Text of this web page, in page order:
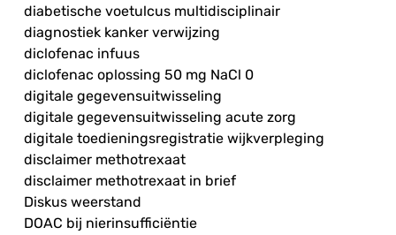
diabetische voetulcus multidisciplinair
diagnostiek kanker verwijzing
diclofenac infuus
diclofenac oplossing 50 mg NaCl 0
digitale gegevensuitwisseling
digitale gegevensuitwisseling acute zorg
digitale toedieningsregistratie wijkverpleging
disclaimer methotrexaat
disclaimer methotrexaat in brief
Diskus weerstand
DOAC bij nierinsufficiëntie